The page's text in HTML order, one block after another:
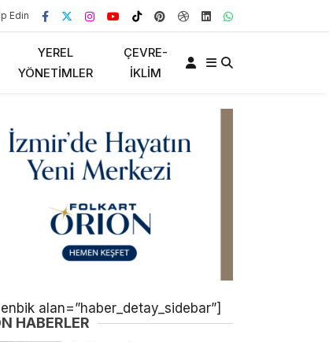
Edin
YEREL
YÖNETIMLER
ÇEVRE-
İKLIM
alan=”haber_detay_sidebar”]
HABERLER